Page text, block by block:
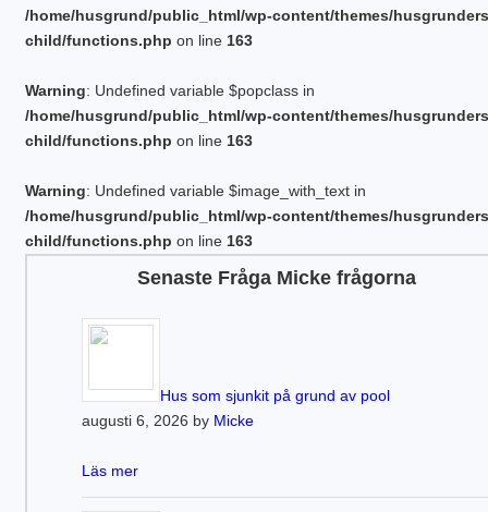
/home/husgrund/public_html/wp-content/themes/
child/functions.php on line 163
Warning: Undefined variable $popclass in
/home/husgrund/public_html/wp-content/themes/
child/functions.php on line 163
Warning: Undefined variable $image_with_text in
/home/husgrund/public_html/wp-content/themes/
child/functions.php on line 163
Senaste Fråga Micke frågorna
Hus som sjunkit på grund av pool
augusti 6, 2026 by Micke
Läs mer